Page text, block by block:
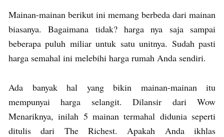
Mainan-mainan berikut ini memang berbeda dari mainan
biasanya. Bagaimana tidak? harga nya saja sampai
beberapa puluh miliar untuk satu unitnya. Sudah pasti
harga semahal ini melebihi harga rumah Anda sendiri.
Ada banyak hal yang bikin mainan-mainan itu
mempunyai harga selangit. Dilansir dari Wow
Menariknya, inilah 5 mainan termahal didunia seperti
ditulis dari The Richest. Apakah Anda ikhlas